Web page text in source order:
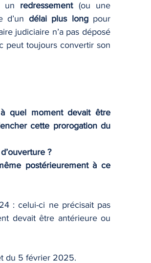
un redressement (ou une
d’un délai plus long pour
judiciaire n’a pas déposé
peut toujours convertir son
à quel moment devait être
cette prorogation du
?
postérieurement à ce
: celui-ci ne précisait pas
devait être antérieure ou
du 5 février 2025.